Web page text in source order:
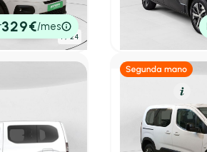
1/ 24
329€/mes
202241.888 km
ACTIVE
Peugeot
1.5 BLUEHDI
BUSIN. STD 5P